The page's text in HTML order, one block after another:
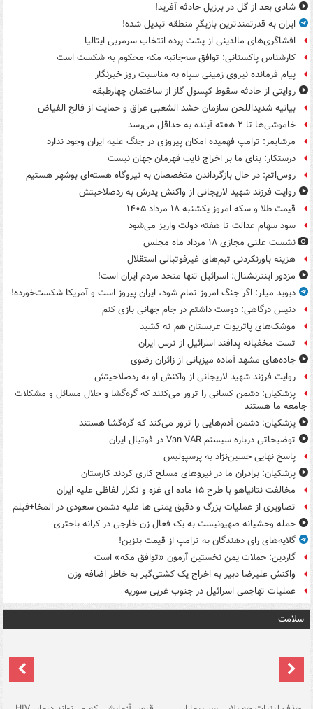
شادی بعد از گل در برزیل حادثه آفرید!
ایران به قدرتمندترین بازیگرِ منطقه تبدیل شده!
افشاگری‌های مالدینی از پشت پرده انتخاب سرمربی ایتالیا
کارشناس پاکستانی: توافق سه‌جانبه مکه محکوم به شکست است
پیام فرمانده نیروی زمینی سپاه به مناسبت روز خبرنگار
روایتی از حادثه سقوط کپسول گاز از ساختمان چهارطبقه
بیانیه شدیداللحن سازمان حشد الشعبی عراق و حمایت از فالح الفیاض
خاموشی‌ها تا ۲ هفته آینده به حداقل می‌رسد
مرشایمر: ترامپ فهمیده امکان پیروزی در جنگ علیه ایران وجود ندارد
درستکار: بنای ما بر اخراج نایب قهرمان جهان نیست
روس‌اتم: در حال بازگرداندن متخصصان به نیروگاه هسته‌ای بوشهر هستیم
روایت فرزند شهید لاریجانی از واکنش پدرش به ردصلاحیتش
قیمت طلا و سکه امروز یکشنبه ۱۸ مرداد ۱۴۰۵
سود سهام عدالت تا هفته دولت واریز می‌شود
نشست علنی مجازی ۱۸ مرداد ماه مجلس
هزینه باورنکردنی تیم‌های غیرفوتبالی استقلال
مزدور اینترنشنال: اسرائیل تنها متحد مردم ایران است!
دیوید میلر: اگر جنگ امروز تمام شود، ایران پیروز است و آمریکا شکست‌خورده!
دنیس درگاهی: دوست داشتم در جام جهانی بازی کنم
موشک‌های پاتریوت عربستان هم ته‌ کشید
تست مخفیانه پدافند اسرائیل از ترس ایران
جاده‌های مشهد آماده میزبانی از زائران رضوی
روایت فرزند شهید لاریجانی از واکنش او به ردصلاحیتش
پزشکیان: دشمن کسانی را ترور می‌کنند که گره‌گشا و حلال مسائل و مشکلات
جامعه ما هستند
پزشکیان: دشمن آدم‌هایی را ترور می‌کند که گره‌گشا هستند
توضیحاتی درباره سیستم Van VAR در فوتبال ایران
پاسخ نهایی حسین‌نژاد به پرسپولیس
پزشکیان: برادران ما در نیروهای مسلح کاری کردند کارستان
مخالفت نتانیاهو با طرح ۱۵ ماده ای غزه و تکرار لفاظی علیه ایران
تصاویری از عملیات بزرگ و دقیق یمنی ها علیه دشمن سعودی در المخا+فیلم
حمله وحشیانه صهیونیست به یک فعال زن خارجی در کرانه باختری
گلایه‌های رای دهندگان به ترامپ از قیمت بنزین!
گاردین: حملات یمن نخستین آزمون «توافق مکه» است
واکنش علیرضا دبیر به اخراج یک کشتی‌گیر به خاطر اضافه وزن
عملیات تهاجمی اسرائیل در جنوب غربی سوریه
سلامت